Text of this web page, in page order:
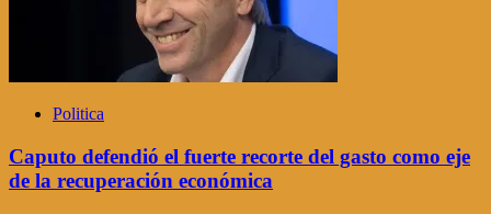
Politica
Caputo defendió el fuerte recorte del gasto como eje
de la recuperación económica